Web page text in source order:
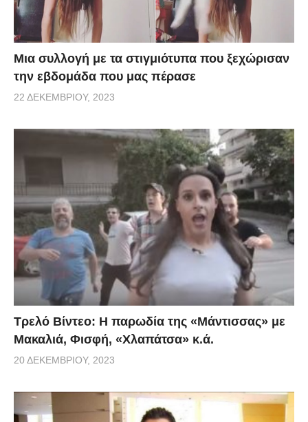
Μια συλλογή με τα στιγμιότυπα που ξεχώρισαν
την εβδομάδα που μας πέρασε
22 ΔΕΚΕΜΒΡΊΟΥ, 2023
Τρελό Βίντεο: H παρωδία της «Μάντισσας» με
Μακαλιά, Φισφή, «Χλαπάτσα» κ.ά.
20 ΔΕΚΕΜΒΡΊΟΥ, 2023